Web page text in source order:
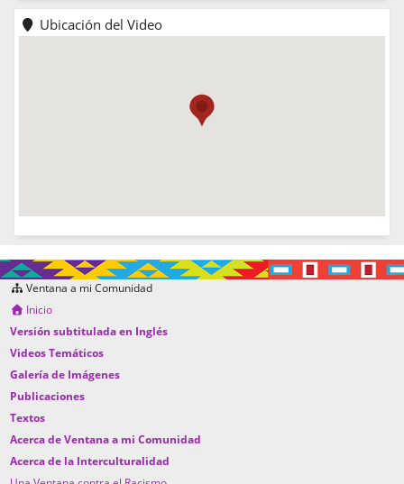
Ubicación del Video
Ventana a mi Comunidad
Inicio
Versión subtitulada en Inglés
Videos Temáticos
Galería de Imágenes
Publicaciones
Textos
Acerca de Ventana a mi Comunidad
Acerca de la Interculturalidad